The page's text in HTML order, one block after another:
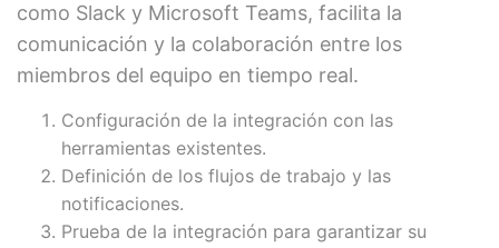
como Slack y Microsoft Teams, facilita la
comunicación y la colaboración entre los
miembros del equipo en tiempo real.
Configuración de la integración con las
herramientas existentes.
Definición de los flujos de trabajo y las
notificaciones.
Prueba de la integración para garantizar su